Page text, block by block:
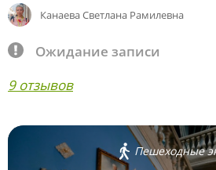
Канаева Светлана Рамилевна
Ожидание записи
9 отзывов
Пешеходные